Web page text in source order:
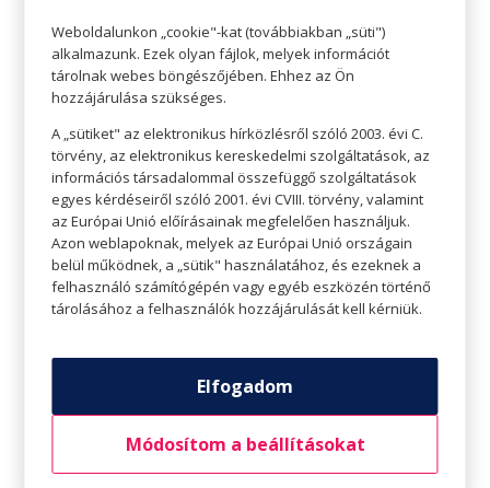
Titokzokni a titkos megmentő
szandálhoz zoknit vesz fel. Ugyanilyen
Weboldalunkon „cookie"-kat (továbbiakban „süti")
alkalmazunk. Ezek olyan fájlok, melyek információt
tárolnak webes böngészőjében. Ehhez az Ön
hozzájárulása szükséges.
A „sütiket" az elektronikus hírközlésről szóló 2003. évi C.
törvény, az elektronikus kereskedelmi szolgáltatások, az
információs társadalommal összefüggő szolgáltatások
egyes kérdéseiről szóló 2001. évi CVIII. törvény, valamint
az Európai Unió előírásainak megfelelően használjuk.
Azon weblapoknak, melyek az Európai Unió országain
belül működnek, a „sütik" használatához, és ezeknek a
felhasználó számítógépén vagy egyéb eszközén történő
tárolásához a felhasználók hozzájárulását kell kérniük.
Elfogadom
Módosítom a beállításokat